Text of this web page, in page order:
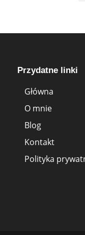
Przydatne linki
Główna
O mnie
Blog
Kontakt
Polityka